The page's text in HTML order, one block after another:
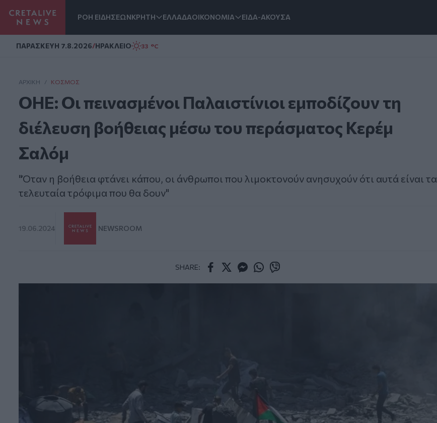
ΡΟΗ ΕΙΔΗΣΕΩΝΚΡΗΤΗ ΕΛΛΑΔΑΟΙΚΟΝΟΜΙΑ ΕΙΔΑ-ΑΚΟΥΣΑ
ΠΑΡΑΣΚΕΥΗ 7.8.2026/ΗΡΑΚΛΕΙΟ 33 °C
ΑΡΧΙΚΗ / ΚΌΣΜΟΣ
ΟΗΕ: Οι πεινασμένοι Παλαιστίνιοι εμποδίζουν τη
διέλευση βοήθειας μέσω του περάσματος Κερέμ
Σαλόμ
"Όταν η βοήθεια φτάνει κάπου, οι άνθρωποι που λιμοκτονούν ανησυχούν ότι αυτά είναι τα
τελευταία τρόφιμα που θα δουν"
19.06.2024 NEWSROOM
SHARE: